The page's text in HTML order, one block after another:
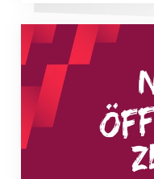
Neue